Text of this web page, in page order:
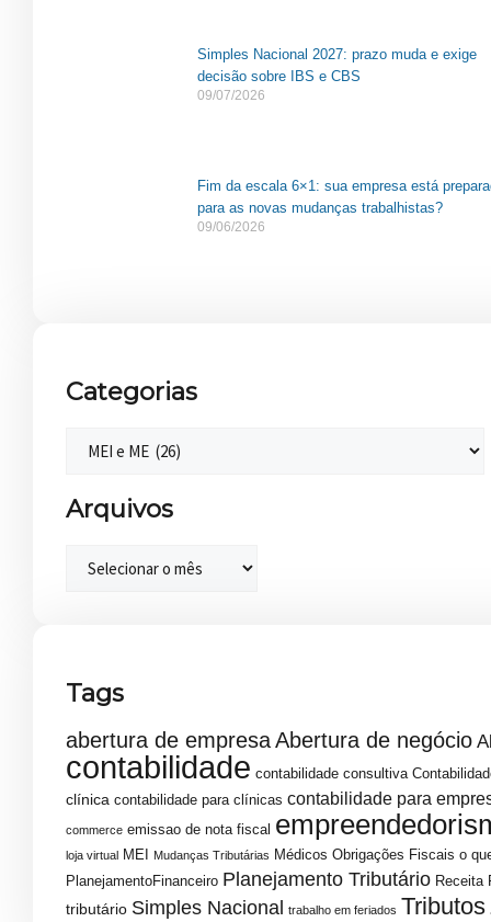
Simples Nacional 2027: prazo muda e exige
decisão sobre IBS e CBS
09/07/2026
Fim da escala 6×1: sua empresa está
para as novas mudanças trabalhistas?
09/06/2026
Categorias
Arquivos
Tags
abertura de empresaAbertura de negócio
contabilidade contabilidade consultiva
clínica contabilidade para clínicas contabilidade para
commerce emissao de nota fiscal
loja virtual MEI Mudanças Tributárias Médicos Obrigações Fiscais o
PlanejamentoFinanceiro Planejamento Tributário Receita
tributário Simples Nacional trabalho em feriados Tributos